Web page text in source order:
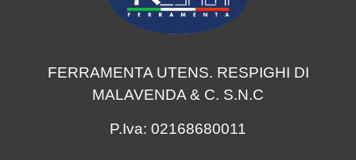
FERRAMENTA UTENS. RESPIGHI DI
MALAVENDA & C. S.N.C
P.Iva: 02168680011